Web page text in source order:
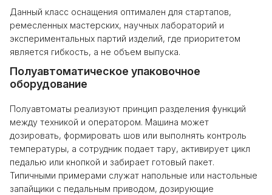
Данный класс оснащения оптимален для стартапов,
ремесленных мастерских, научных лабораторий и
экспериментальных партий изделий, где приоритетом
является гибкость, а не объем выпуска.
Полуавтоматическое упаковочное
оборудование
Полуавтоматы реализуют принцип разделения функций
между техникой и оператором. Машина может
дозировать, формировать шов или выполнять контроль
температуры, а сотрудник подает тару, активирует цикл
педалью или кнопкой и забирает готовый пакет.
Типичными примерами служат напольные или настольные
запайщики с педальным приводом, дозирующие